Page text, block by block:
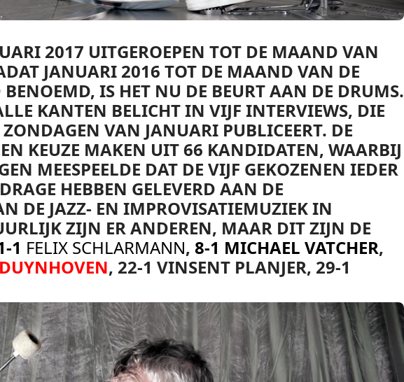
2017 UITGEROEPEN TOT DE MAAND VAN
JANUARI 2016 TOT DE MAAND VAN DE
IS HET NU DE BEURT AAN DE DRUMS.
KANTEN BELICHT IN VIJF INTERVIEWS, DIE
VAN JANUARI PUBLICEERT. DE
KEUZE MAKEN UIT 66 KANDIDATEN, WAARBIJ
MEESPEELDE DAT DE VIJF GEKOZENEN IEDER
HEBBEN GELEVERD AAN DE
DE JAZZ- EN IMPROVISATIEMUZIEK IN
ZIJN ER ANDEREN, MAAR DIT ZIJN DE
1 FELIX SCHLARMANN, 8-1 MICHAEL VATCHER,
, 22-1 VINSENT PLANJER, 29-1